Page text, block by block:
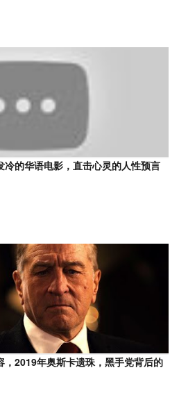
冷的华语电影，直击心灵的人性预言
，2019年奥斯卡遗珠，黑手党背后的